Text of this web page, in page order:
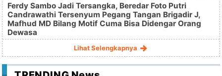
Ferdy Sambo Jadi Tersangka, Beredar Foto Putri
Candrawathi Tersenyum Pegang Tangan Brigadir J,
Mafhud MD Bilang Motif Cuma Bisa Didengar Orang
Dewasa
Lihat Selengkapnya